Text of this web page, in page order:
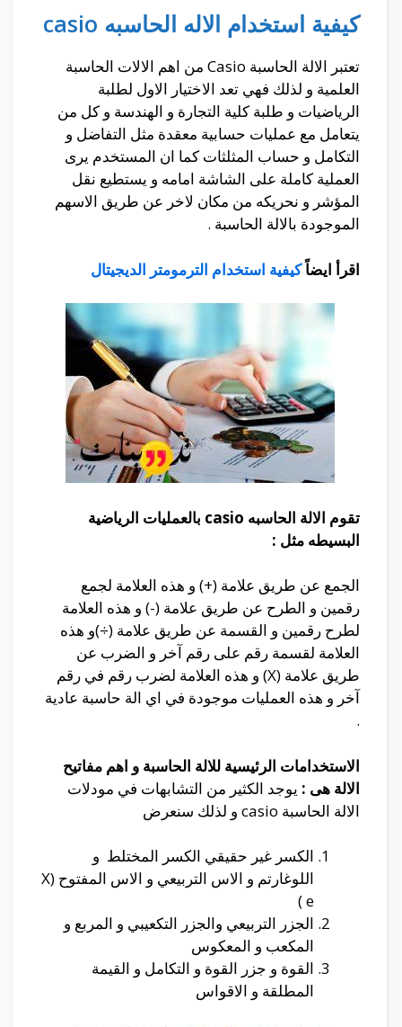
كيفية استخدام الاله الحاسبه casio
تعتبر الالة الحاسبة Casio من اهم الالات الحاسبة
العلمية و لذلك فهي تعد الاختيار الاول لطلبة
الرياضيات و طلبة كلية التجارة و الهندسة و كل من
يتعامل مع عمليات حسابية معقدة مثل التفاضل و
التكامل و حساب المثلثات كما ان المستخدم يرى
العملية كاملة على الشاشة امامه و يستطيع نقل
المؤشر و نحريكه من مكان لاخر عن طريق الاسهم
الموجودة بالالة الحاسبة .
اقرأ ايضاًكيفية استخدام الترمومتر الديجيتال
تقوم الالة الحاسبه casio بالعمليات الرياضية
البسيطه مثل :
الجمع عن طريق علامة (+) و هذه العلامة لجمع
رقمين و الطرح عن طريق علامة (-) و هذه العلامة
لطرح رقمين و القسمة عن طريق علامة (÷)و هذه
العلامة لقسمة رقم على رقم آخر و الضرب عن
طريق علامة (X) و هذه العلامة لضرب رقم في رقم
آخر و هذه العمليات موجودة في اي الة حاسبة عادية
.
الاستخدامات الرئيسية للالة الحاسبة و اهم مفاتيح
الالة هى : يوجد الكثير من التشابهات في مودلات
الالة الحاسبة casio و لذلك سنعرض
الكسر غير حقيقي الكسر المختلط و
اللوغارتم و الاس التربيعي و الاس المفتوح (X
e )
الجزر التربيعي والجزر التكعيبي و المربع و
المكعب و المعكوس
القوة و جزر القوة و التكامل و القيمة
المطلقة و الاقواس